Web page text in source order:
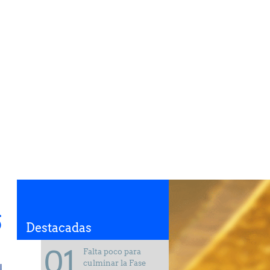
Destacadas
Falta poco para
culminar la Fase